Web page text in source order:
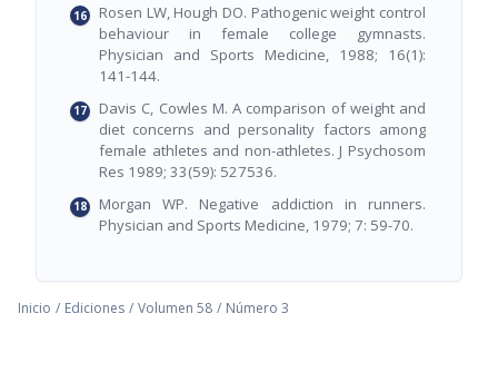
Rosen LW, Hough DO. Pathogenic weight control
behaviour in female college gymnasts.
Physician and Sports Medicine, 1988; 16(1):
141-144.
Davis C, Cowles M. A comparison of weight and
diet concerns and personality factors among
female athletes and non-athletes. J Psychosom
Res 1989; 33(59): 527536.
Morgan WP. Negative addiction in runners.
Physician and Sports Medicine, 1979; 7: 59-70.
Inicio / Ediciones / Volumen 58 / Número 3